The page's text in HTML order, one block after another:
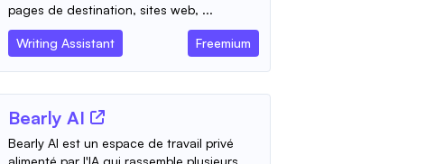
pages de destination, sites web, ...
Writing Assistant Freemium
Bearly AI
Bearly AI est un espace de travail privé
alimenté par l'IA qui rassemble plusieurs